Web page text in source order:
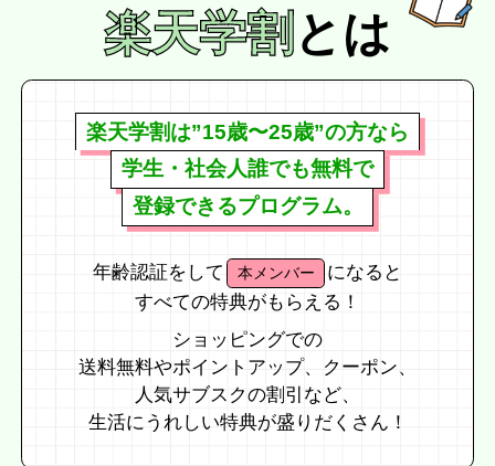
楽天学割とは
楽天学割は”15歳〜25歳”の方なら
学生・社会人誰でも無料で
登録できるプログラム。
年齢認証をして 本メンバー
になると
すべての特典がもらえる！
ショッピングでの
送料無料やポイントアップ、クーポン、
人気サブスクの割引など、
生活にうれしい特典が盛りだくさん！